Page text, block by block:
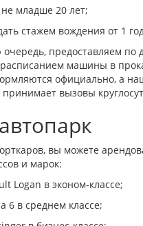
младше 20 лет;
стажем вождения от 1
предоставляем по
машины в
официально, а
вызовы
вы можете
и марок:
Logan в эконом-классе;
6 в среднем классе;